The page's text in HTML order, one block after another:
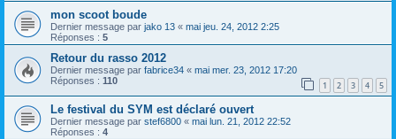
mon scoot boude
Dernier message par jako 13 « mai jeu. 24, 2012 2:25
Réponses : 5
Retour du rasso 2012
Dernier message par fabrice34 « mai mer. 23, 2012 17:20
Réponses : 110 1 2 3 4 5
Le festival du SYM est déclaré ouvert
Dernier message par stef6800 « mai lun. 21, 2012 22:52
Réponses : 4